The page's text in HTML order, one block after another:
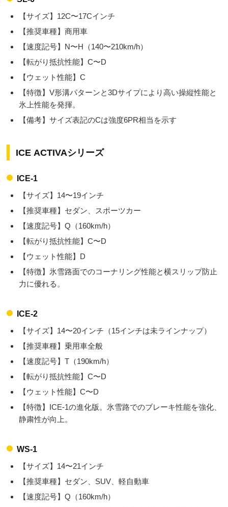
【サイズ】12C〜17Cインチ
【推奨車種】商用車
【速度記号】N〜H（140〜210km/h）
【転がり抵抗性能】C〜D
【ウェット性能】C
【特徴】V形溝パターンと3Dサイプにより高い操縦性能と
氷上性能を発揮。
【備考】サイズ表記のCは強度6PR相当を示す
ICE ACTIVAシリーズ
ICE-1
【サイズ】14〜19インチ
【推奨車種】セダン、スポーツカー
【速度記号】Q（160km/h）
【転がり抵抗性能】C〜D
【ウェット性能】D
【特徴】氷雪路面でのコーナリング性能と横スリップ防止
力に優れる。
ICE-2
【サイズ】14〜20インチ（15インチは未ラインナップ）
【推奨車種】乗用車全般
【速度記号】T（190km/h）
【転がり抵抗性能】C〜D
【ウェット性能】C〜D
【特徴】ICE-1の進化版。氷雪路でのブレーキ性能を強化、
静粛性が向上。
WS-1
【サイズ】14〜21インチ
【推奨車種】セダン、SUV、軽自動車
【速度記号】Q（160km/h）